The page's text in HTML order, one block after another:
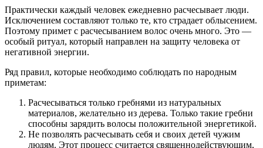
Практически каждый человек ежедневно расчесывает люди.
Исключением составляют только те, кто страдает облысением.
Поэтому примет с расчесыванием волос очень много. Это —
особый ритуал, который направлен на защиту человека от
негативной энергии.
Ряд правил, которые необходимо соблюдать по народным
приметам:
Расчесываться только гребнями из натуральных
материалов, желательно из дерева. Только такие гребни
способны зарядить волосы положительной энергетикой.
Не позволять расчесывать себя и своих детей чужим
людям. Этот процесс считается священнодействующим,